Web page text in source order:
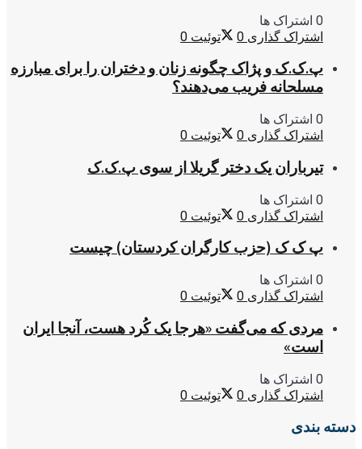
0 اشتراک ها
اشتراک گذاری 0 توئیت 0
پ.ک.ک و پژاک چگونه زنان و دختران را برای مبارزه
مسلحانه فریب می‌دهند؟
0 اشتراک ها
اشتراک گذاری 0 توئیت 0
تیرباران یک دختر گریلا از سوی پ.ک.ک
0 اشتراک ها
اشتراک گذاری 0 توئیت 0
پ ک ک (حزب کارگران کردستان) چیست
0 اشتراک ها
اشتراک گذاری 0 توئیت 0
مردی که می‌گفت «هرجا یک کُرد هست، آنجا ایران
است»
0 اشتراک ها
اشتراک گذاری 0 توئیت 0
دسته بندی